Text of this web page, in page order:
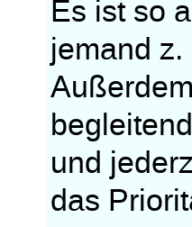
Es ist so
jemand
und
das